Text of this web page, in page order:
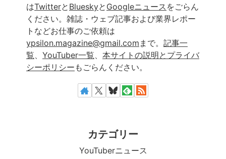
はTwitterと Blueskyと Googleニュース をごらん
ください。雑誌・ウェブ記事および業界レポー
トなどお仕事のご依頼は
ypsilon.magazine@gmail.com まで。 記事一
覧
YouTuber一覧
本サイトの説明とプライバ
シーポリシー もごらんください。
カテゴリー
YouTuberニュース